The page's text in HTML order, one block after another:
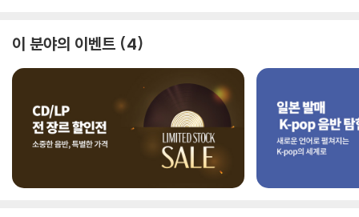
이 분야의 이벤트 4